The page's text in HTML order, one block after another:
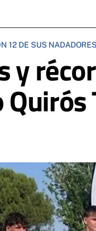
12 DE SUS
y